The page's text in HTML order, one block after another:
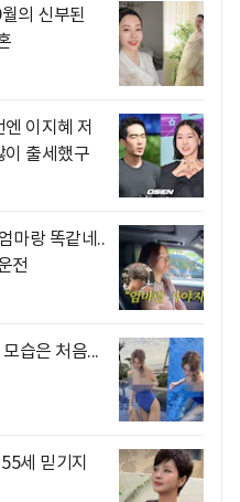
의 신부된
이지혜 저
이 출세했구
마랑 똑같네..
전
습은 처음...
세 믿기지